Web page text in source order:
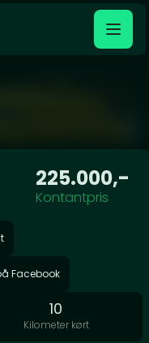
225.000,-
Kontantpris
Facebook
10
Kilometer kørt